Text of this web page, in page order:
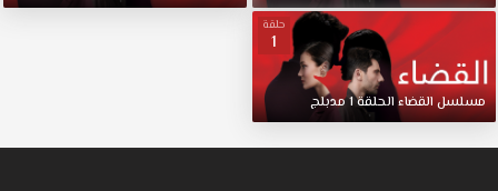
حلقة
1
مسلسلالقضاءالحلقة1مدبلج